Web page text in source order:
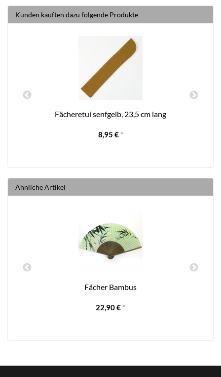
Kunden kauften dazu folgende Produkte
Fächeretui senfgelb, 23,5 cm lang
8,95 € *
Ähnliche Artikel
Fächer Bambus
22,90 € *